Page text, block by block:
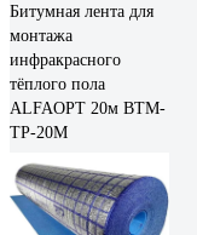
Битумная лента для
монтажа
инфракрасного
тёплого пола
ALFAOPT 20м BTM-
TP-20M